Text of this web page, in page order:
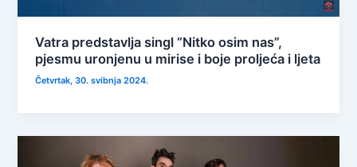
Vatra predstavlja singl “Nitko osim nas”,
pjesmu uronjenu u mirise i boje proljeća i ljeta
Četvrtak, 30. svibnja 2024.